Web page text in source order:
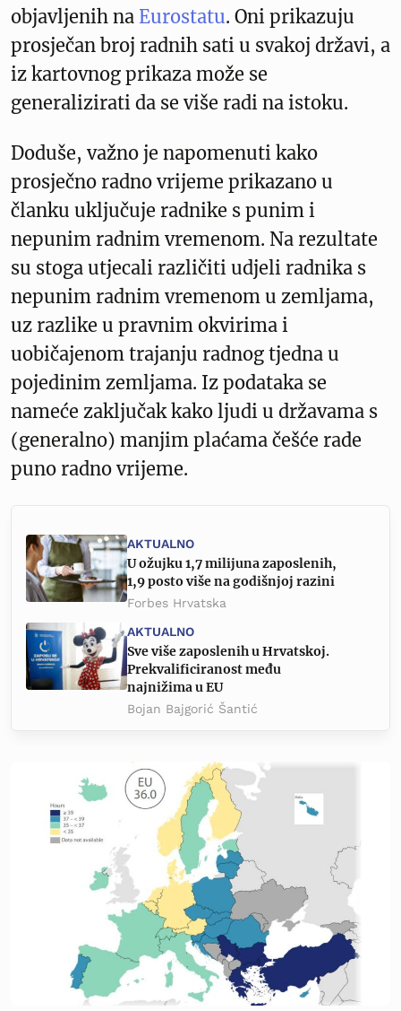
objavljenih na Eurostatu. Oni prikazuju
prosječan broj radnih sati u svakoj državi, a
iz kartovnog prikaza može se
generalizirati da se više radi na istoku.
Doduše, važno je napomenuti kako
prosječno radno vrijeme prikazano u
članku uključuje radnike s punim i
nepunim radnim vremenom. Na rezultate
su stoga utjecali različiti udjeli radnika s
nepunim radnim vremenom u zemljama,
uz razlike u pravnim okvirima i
uobičajenom trajanju radnog tjedna u
pojedinim zemljama. Iz podataka se
nameće zaključak kako ljudi u državama s
(generalno) manjim plaćama češće rade
puno radno vrijeme.
AKTUALNO
U ožujku 1,7 milijuna zaposlenih,
1,9 posto više na godišnjoj razini
Forbes Hrvatska
AKTUALNO
Sve više zaposlenih u Hrvatskoj.
Prekvalificiranost među
najnižima u EU
Bojan Bajgorić Šantić